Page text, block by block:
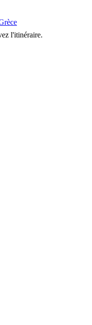
l'itinéraire.